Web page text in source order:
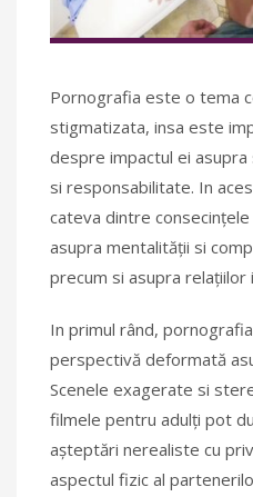
Pornografia este o tema
stigmatizata, insa este
despre impactul ei
si responsabilitate. In
cateva dintre
asupra mentalității si
precum si asupra relațiilor
In primul rând,
perspectivă deformată
Scenele exagerate si
filmele pentru adulți pot
așteptări nerealiste cu
aspectul fizic al